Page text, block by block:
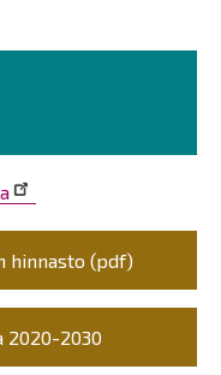
hinnasto (pdf)
2020-2030